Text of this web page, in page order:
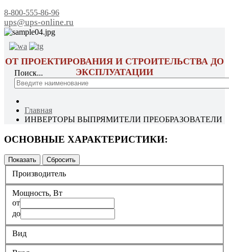
8-800-555-86-96
ups@ups-online.ru
ОТ ПРОЕКТИРОВАНИЯ И СТРОИТЕЛЬСТВА ДО
ЭКСПЛУАТАЦИИ
Поиск...
Главная
ИНВЕРТОРЫ ВЫПРЯМИТЕЛИ ПРЕОБРАЗОВАТЕЛИ
ОСНОВНЫЕ ХАРАКТЕРИСТИКИ:
Производитель
Мощность, Вт
от
до
Вид